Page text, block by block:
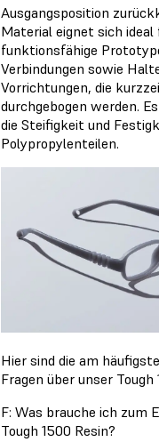
Ausgangsposition
Material eignet sich ideal
funktionsfähige
Verbindungen sowie
Vorrichtungen, die
durchgebogen werden.
die Steifigkeit und
Polypropylenteilen.
Hier sind die am
Fragen über unser Tough
F: Was brauche ich zum
Tough 1500 Resin?